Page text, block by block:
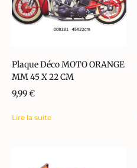
Plaque Déco MOTO ORANGE
MM 45 X 22 CM
9,99€
Lire la suite